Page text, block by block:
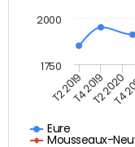
Eure
Mousseaux-
T2 2019T4 2019T2 2020
T4
1750
2000